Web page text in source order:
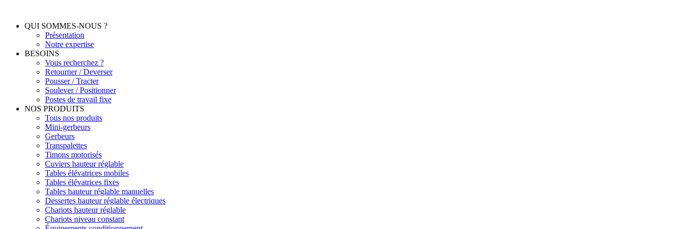
contenuQUI SOMMES-NOUS ?
Présentation
Notre expertise
BESOINS
Vous recherchez ?
Retourner / Deverser
Pousser / Tracter
Soulever / Positionner
Postes de travail fixe
NOS PRODUITS
Tous nos produits
Mini-gerbeurs
Gerbeurs
Transpalettes
Timons motorisés
Cuviers hauteur réglable
Tables élévatrices mobiles
Tables élévatrices fixes
Tables hauteur réglable manuelles
Dessertes hauteur réglable électriques
Chariots hauteur réglable
Chariots niveau constant